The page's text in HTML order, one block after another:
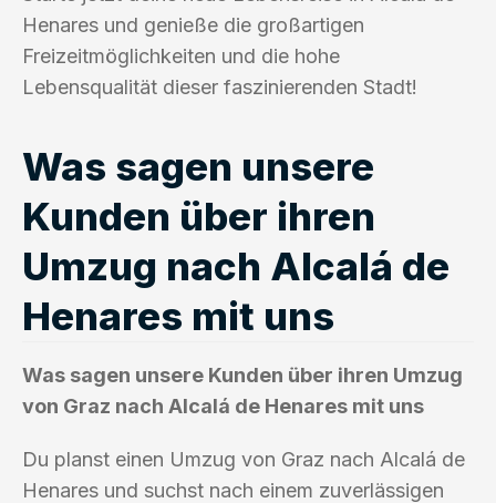
Henares und genieße die großartigen
Freizeitmöglichkeiten und die hohe
Lebensqualität dieser faszinierenden Stadt!
Was sagen unsere
Kunden über ihren
Umzug nach Alcalá de
Henares mit uns
Was sagen unsere Kunden über ihren Umzug
von Graz nach Alcalá de Henares mit uns
Du planst einen Umzug von Graz nach Alcalá de
Henares und suchst nach einem zuverlässigen